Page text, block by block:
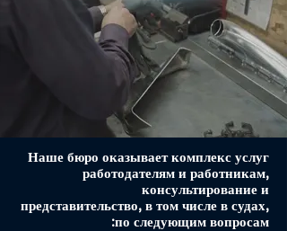
Наше бюро оказывает комплекс услуг
работодателям и работникам,
консультирование и
представительство, в том числе в судах,
по следующим вопросам: